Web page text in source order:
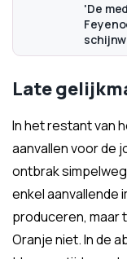
'De
Late
In het restant van
aanvallen voor de
ontbrak
enkel aanvallende
produceren, maar
Oranje niet. In de